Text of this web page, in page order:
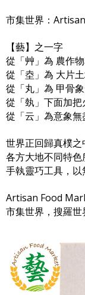
市集世界：
【藝】之一字
從「艸」為 農作
從「坴」為 大片
從「丸」為 甲骨
從「埶」下面加
從「云」為意象無
世界正回歸真樸之
各方大地不同特色
手執靈巧工具，
Artisan Food
市集世界，搜羅世